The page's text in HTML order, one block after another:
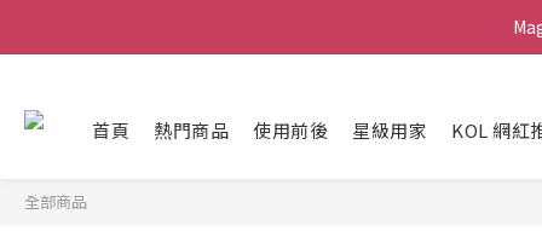
首頁 熱門商品 使用前後 星級用家 KOL 網紅
全部商品